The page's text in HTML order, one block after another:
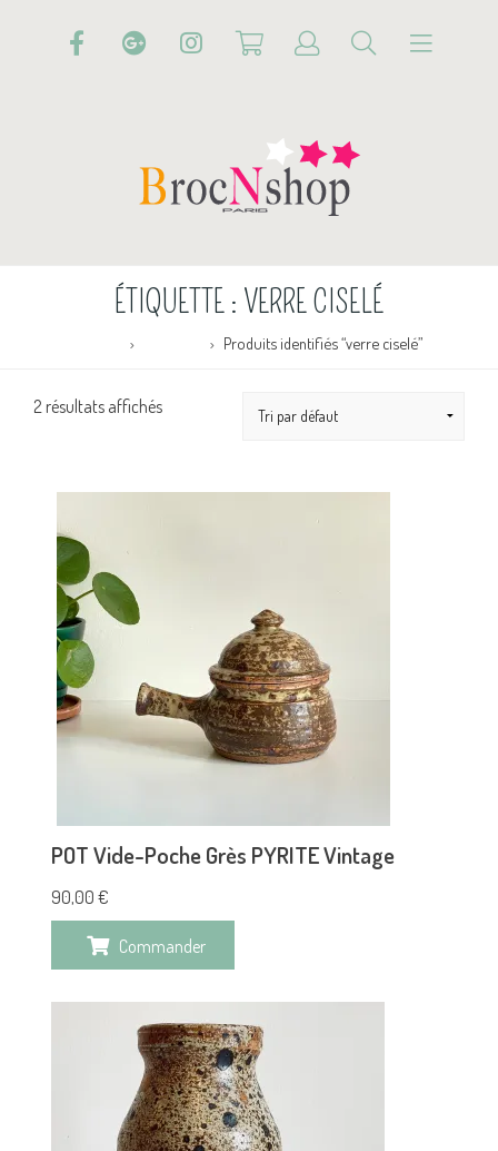
ÉTIQUETTE : VERRE CISELÉ
Produits identifiés “verre ciselé”
2 résultats affichés
POT Vide-Poche Grès PYRITE Vintage
90,00 €
Commander